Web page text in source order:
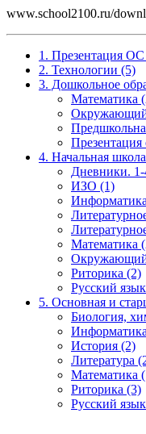
www.school2100.ru/
1. Презентация
2. Технологии (5)
3. Дошкольное
Математика
4. Начальная
Дневники.
ИЗО (1)
Математика
Риторика (2)
Русский
5. Основная и
Биология,
История (2)
Литература
Математика
Риторика (3)
Русский